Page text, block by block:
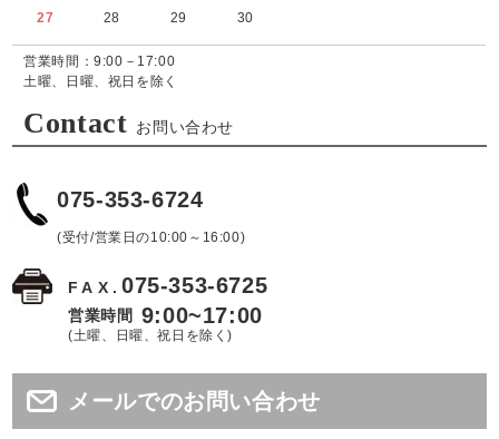
27 28 29 30
営業時間：9:00－17:00
土曜、日曜、祝日を除く
Contact お問い合わせ
075-353-6724
(受付/営業日の10:00～16:00)
FAX.075-353-6725
営業時間 9:00~17:00
(土曜、日曜、祝日を除く)
メールでのお問い合わせ